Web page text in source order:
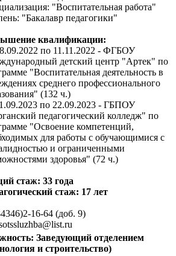
"Воспитательная работа"
"Бакалавр педагогики"
квалификации:
по 11.11.2022 - ФГБОУ
детский центр "Артек" по
"Воспитательная деятельность в
среднего профессионального
(132 ч.)
по 22.09.2023 - ГБПОУ
педагогический колледж" по
"Освоение компетенций,
для работы с обучающимися с
и ограниченными
здоровья" (72 ч.)
стаж: 33 года
стаж: 17 лет
16-64 (доб. 9)
Заведующий отделением
и строительство)